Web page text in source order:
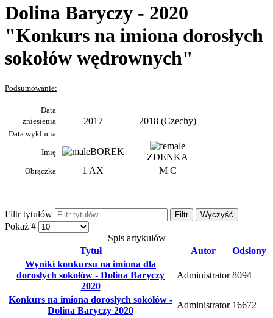
Dolina Baryczy - 2020
"Konkurs na imiona dorosłych
sokołów wędrownych"
Podsumowanie:
Data
zniesienia
2017 2018 (Czechy)
Data wyklucia
Imię
BOREK
ZDENKA
Obrączka 1 AX M C
Filtr tytułów Filtr Wyczyść
Pokaż #
Spis artykułów
Tytuł
Autor
Odsłony
Wyniki konkursu na imiona dla
dorosłych sokołów - Dolina Baryczy
2020
Administrator 8094
Konkurs na imiona dorosłych sokołów -
Dolina Baryczy 2020
Administrator 16672